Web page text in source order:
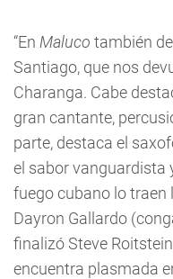
“En Maluco también
Santiago, que nos
Charanga. Cabe
gran cantante,
parte, destaca el
el sabor vanguardista
fuego cubano lo
Dayron Gallardo
finalizó Steve
encuentra plasmada